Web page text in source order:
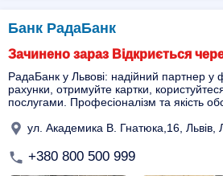
Банк РадаБанк
Зачинено зараз Відкриється
РадаБанк у Львові: надійний партнер у
рахунки, отримуйте картки,
послугами. Професіоналізм та якість
ул. Академика В. Гнатюка,16, Львів,
+380 800 500 999